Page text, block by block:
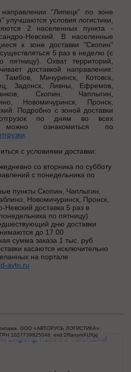
"Липецк" по зоне
улучшаются условия логистики,
2 населенных пункта -
Невский. В населенные
к зоне доставки "Скопин"
5 раз в неделю (с
пятницу). Охват территорий,
доставкой направление:
Мичуринск, Котовск,
Задонск, Ливны, Ефремов,
Скопин, Чаплыгин,
Новомичуринск, Пронск,
Подробно с зоной доставки
по дням во всех
можно ознакомиться по
с условиями доставки:
со вторника по субботу
с понедельника по
пункты Скопин, Чаплыгин,
Новомичуринск, Пронск,
Невский доставка 5 раз в
по пятницу)
дню доставки
до 17.00
сумма заказа 1 тыс. руб
касаются исключительно
на портале
avto.ru
ООО «АВТОРУСЬ ЛОГИСТИКА».
1027739825046. erid:2RanymXUXjq